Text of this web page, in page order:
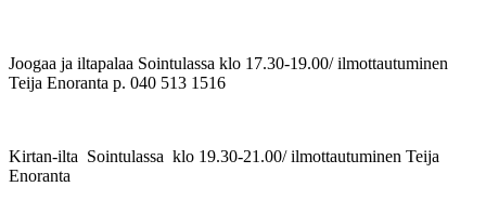
Joogaa ja iltapalaa Sointulassa klo 17.30-19.00/ ilmottautuminen
Teija Enoranta p. 040 513 1516
Kirtan-ilta Sointulassa klo 19.30-21.00/ ilmottautuminen Teija
Enoranta